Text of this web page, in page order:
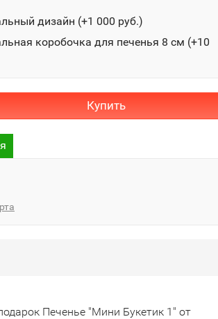
дизайн (+1 000 руб.)
коробочка для печенья 8 см (+10
Купить
Печенье "Мини Букетик 1" от